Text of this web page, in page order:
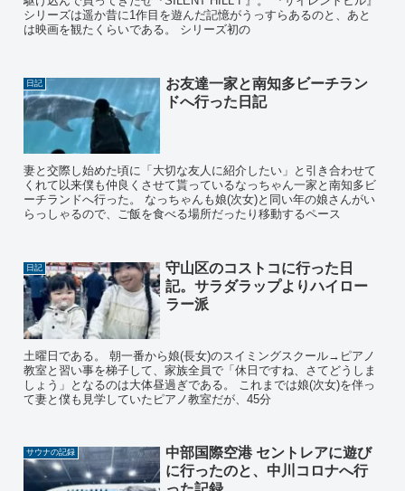
シリーズは遥か昔に1作目を遊んだ記憶がうっすらあるのと、あと
は映画を観たくらいである。 シリーズ初の
日記
お友達一家と南知多ビーチラン
ドへ行った日記
妻と交際し始めた頃に「大切な友人に紹介したい」と引き合わせて
くれて以来僕も仲良くさせて貰っているなっちゃん一家と南知多ビ
ーチランドへ行った。 なっちゃんも娘(次女)と同い年の娘さんがい
らっしゃるので、ご飯を食べる場所だったり移動するペース
日記
守山区のコストコに行った日
記。サラダラップよりハイロー
ラー派
土曜日である。 朝一番から娘(長女)のスイミングスクール→ピアノ
教室と習い事を梯子して、家族全員で「休日ですね、さてどうしま
しょう」となるのは大体昼過ぎである。 これまでは娘(次女)を伴っ
て妻と僕も見学していたピアノ教室だが、45分
サウナの記録
中部国際空港 セントレアに遊び
に行ったのと、中川コロナへ行